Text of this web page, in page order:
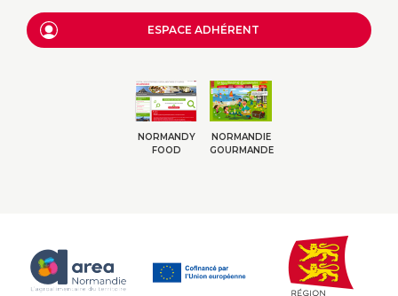
ESPACE ADHÉRENT
NORMANDY
FOOD
NORMANDIE
GOURMANDE